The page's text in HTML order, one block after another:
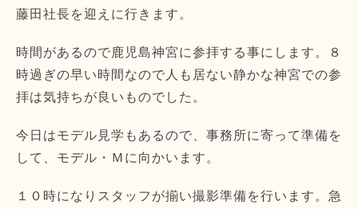
藤田社長を迎えに行きます。
時間があるので鹿児島神宮に参拝する事にします。８
時過ぎの早い時間なので人も居ない静かな神宮での参
拝は気持ちが良いものでした。
今日はモデル見学もあるので、事務所に寄って準備を
して、モデル・Ｍに向かいます。
１０時になりスタッフが揃い撮影準備を行います。急